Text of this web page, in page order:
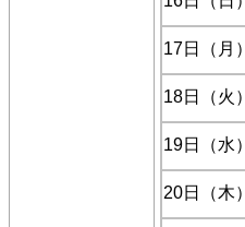
17日（月）
18日（火）
19日（水）
20日（木）